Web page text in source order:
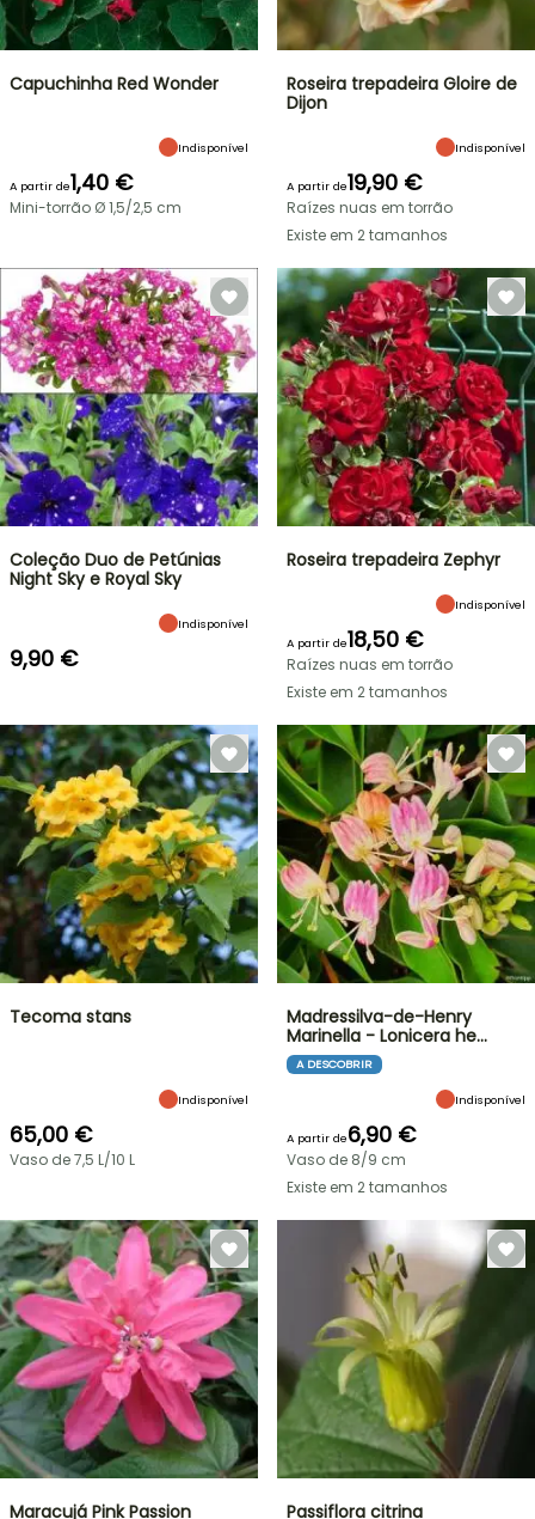
Capuchinha Red Wonder
Indisponível
A partir de1,40 €
Mini-torrão Ø 1,5/2,5 cm
Roseira trepadeira Gloire de
Dijon
Indisponível
A partir de19,90 €
Raízes nuas em torrão
Existe em 2 tamanhos
Coleção Duo de Petúnias
Night Sky e Royal Sky
Indisponível
9,90 €
Roseira trepadeira Zephyr
Indisponível
A partir de18,50 €
Raízes nuas em torrão
Existe em 2 tamanhos
Tecoma stans
Indisponível
65,00 €
Vaso de 7,5 L/10 L
Madressilva-de-Henry
Marinella - Lonicera he…
A DESCOBRIR
Indisponível
A partir de6,90 €
Vaso de 8/9 cm
Existe em 2 tamanhos
Maracujá Pink Passion Passiflora citrina